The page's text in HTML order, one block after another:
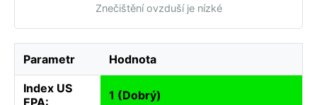
Znečištění ovzduší je nízké
Parametr Hodnota
Index US
EPA:
1 (Dobrý)